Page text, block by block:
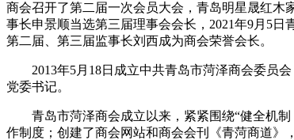
商会召开了第二届一次会员大会，青岛明星晟红木
事长申景顺当选第三届理事会会长，2021年9月5
第二届、第三届监事长刘西成为商会荣誉会长。
2013年5月18日成立中共青岛市菏泽商会委员
党委书记。
青岛市菏泽商会成立以来，紧紧围绕“健全机
作制度；创建了商会网站和商会会刊《青菏商道》